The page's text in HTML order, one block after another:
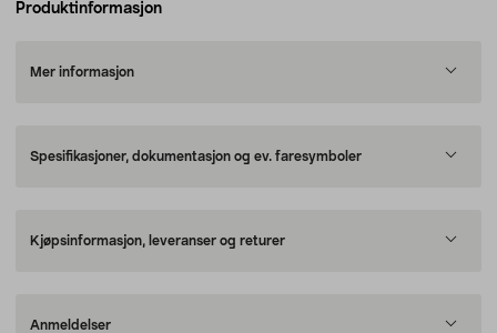
Produktinformasjon
Mer informasjon
Spesifikasjoner, dokumentasjon og ev. faresymboler
Kjøpsinformasjon, leveranser og returer
Anmeldelser